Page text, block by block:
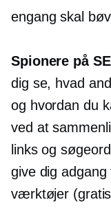
engang skal
Spionere på
dig se, hvad
og hvordan du
ved at
links og
give dig
værktøjer